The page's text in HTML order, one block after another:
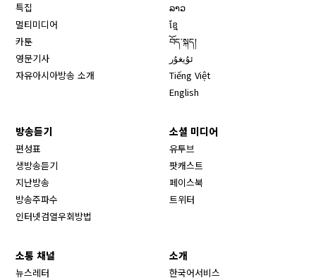
특집
멀티미디어
카툰
영문기사
자유아시아방송 소개
ລາວ
ខ្មែ
བོད་སྐད།
ئۇيغۇر
Tiếng Việt
English
방송듣기
편성표
생방송듣기
지난방송
방송주파수
인터넷검열우회방법
소셜 미디어
유투브
팟캐스트
페이스북
트위터
소통 채널
뉴스레터
소개
한국어서비스